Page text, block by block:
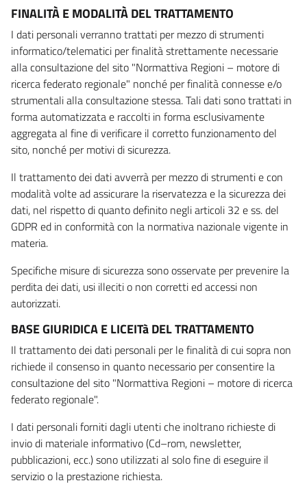
FINALITÀ E MODALITÀ DEL TRATTAMENTO
I dati personali verranno trattati per mezzo di strumenti
informatico/telematici per finalità strettamente necessarie
alla consultazione del sito "Normattiva Regioni – motore di
ricerca federato regionale" nonché per finalità connesse e/o
strumentali alla consultazione stessa. Tali dati sono trattati in
forma automatizzata e raccolti in forma esclusivamente
aggregata al fine di verificare il corretto funzionamento del
sito, nonché per motivi di sicurezza.
Il trattamento dei dati avverrà per mezzo di strumenti e con
modalità volte ad assicurare la riservatezza e la sicurezza dei
dati, nel rispetto di quanto definito negli articoli 32 e ss. del
GDPR ed in conformità con la normativa nazionale vigente in
materia.
Specifiche misure di sicurezza sono osservate per prevenire la
perdita dei dati, usi illeciti o non corretti ed accessi non
autorizzati.
BASE GIURIDICA E LICEITà DEL TRATTAMENTO
Il trattamento dei dati personali per le finalità di cui sopra non
richiede il consenso in quanto necessario per consentire la
consultazione del sito "Normattiva Regioni – motore di ricerca
federato regionale".
I dati personali forniti dagli utenti che inoltrano richieste di
invio di materiale informativo (Cd–rom, newsletter,
pubblicazioni, ecc.) sono utilizzati al solo fine di eseguire il
servizio o la prestazione richiesta.